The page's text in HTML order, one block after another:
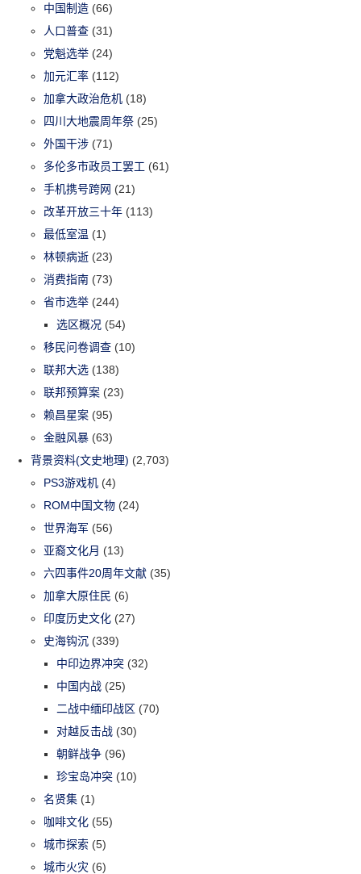
中国制造 (66)
人口普查 (31)
党魁选举 (24)
加元汇率 (112)
加拿大政治危机 (18)
四川大地震周年祭 (25)
外国干涉 (71)
多伦多市政员工罢工 (61)
手机携号跨网 (21)
改革开放三十年 (113)
最低室温 (1)
林顿病逝 (23)
消费指南 (73)
省市选举 (244)
选区概况 (54)
移民问卷调查 (10)
联邦大选 (138)
联邦预算案 (23)
赖昌星案 (95)
金融风暴 (63)
背景资料(文史地理) (2,703)
PS3游戏机 (4)
ROM中国文物 (24)
世界海军 (56)
亚裔文化月 (13)
六四事件20周年文献 (35)
加拿大原住民 (6)
印度历史文化 (27)
史海钩沉 (339)
中印边界冲突 (32)
中国内战 (25)
二战中缅印战区 (70)
对越反击战 (30)
朝鲜战争 (96)
珍宝岛冲突 (10)
名贤集 (1)
咖啡文化 (55)
城市探索 (5)
城市火灾 (6)